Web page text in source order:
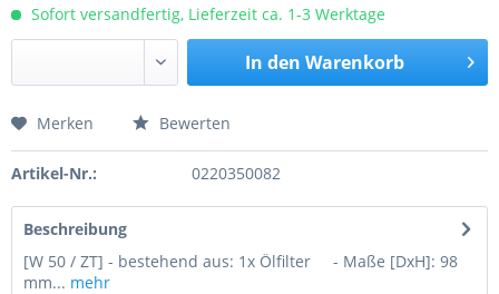
Sofort versandfertig, Lieferzeit ca. 1-3 Werktage
In den Warenkorb
Preis anfragen
Merken Bewerten
Artikel-Nr.: 0220350082
Beschreibung
[W 50 / ZT] - bestehend aus: 1x Ölfilter - Maße [DxH]: 98
mm... mehr